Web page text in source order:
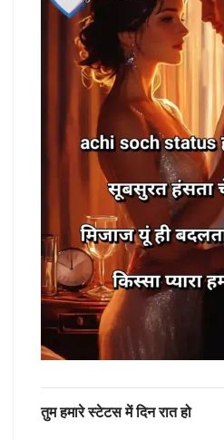
तुम हमारे स्टेटस में दिन रात हो